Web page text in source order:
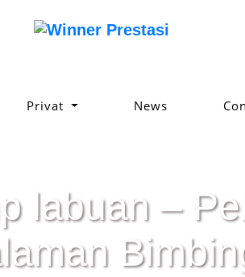
Privat News
labuan –